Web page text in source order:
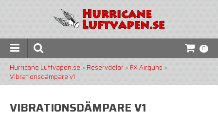
0
Hurricane Luftvapen.se > Reservdelar> FX Airguns >
Vibrationsdämpare v1
VIBRATIONSDÄMPARE V1